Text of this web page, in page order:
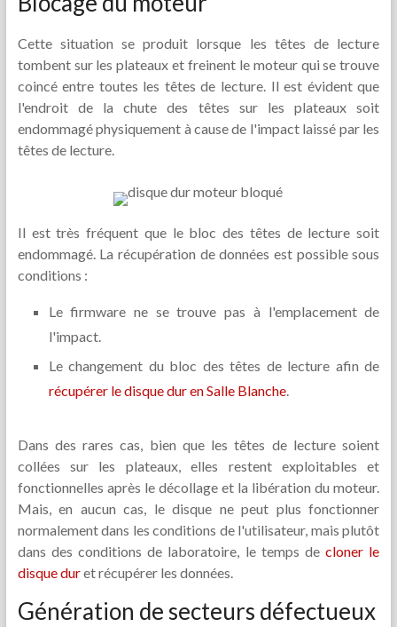
Cette situation se produit lorsque les têtes de lecture
tombent sur les plateaux et freinent le moteur qui se trouve
coincé entre toutes les têtes de lecture. Il est évident que
l'endroit de la chute des têtes sur les plateaux soit
endommagé physiquement à cause de l'impact laissé par les
têtes de lecture.
Il est très fréquent que le bloc des têtes de lecture soit
endommagé. La récupération de données est possible sous
conditions :
Le firmware ne se trouve pas à l'emplacement de
l'impact.
Le changement du bloc des têtes de lecture afin de
récupérer le disque dur en Salle Blanche.
Dans des rares cas, bien que les têtes de lecture soient
collées sur les plateaux, elles restent exploitables et
fonctionnelles après le décollage et la libération du moteur.
Mais, en aucun cas, le disque ne peut plus fonctionner
normalement dans les conditions de l'utilisateur, mais plutôt
dans des conditions de laboratoire, le temps decloner le
disque duret récupérer les données.
Génération de secteurs défectueux